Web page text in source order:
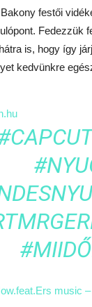
festői
Fedezzük
is, hogy így
kedvünkre
music